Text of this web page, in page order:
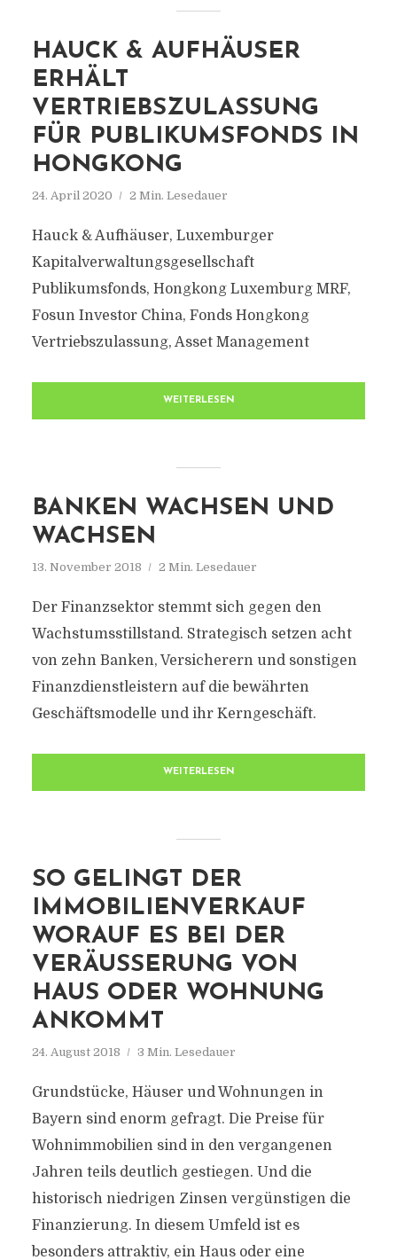
HAUCK & AUFHÄUSER
ERHÄLT
VERTRIEBSZULASSUNG
FÜR PUBLIKUMSFONDS IN
HONGKONG
24. April 2020 2 Min. Lesedauer
Hauck & Aufhäuser, Luxemburger
Kapitalverwaltungsgesellschaft
Publikumsfonds, Hongkong Luxemburg MRF,
Fosun Investor China, Fonds Hongkong
Vertriebszulassung, Asset Management
WEITERLESEN
BANKEN WACHSEN UND
WACHSEN
13. November 2018 2 Min. Lesedauer
Der Finanzsektor stemmt sich gegen den
Wachstumsstillstand. Strategisch setzen acht
von zehn Banken, Versicherern und sonstigen
Finanzdienstleistern auf die bewährten
Geschäftsmodelle und ihr Kerngeschäft.
WEITERLESEN
SO GELINGT DER
IMMOBILIENVERKAUF
WORAUF ES BEI DER
VERÄUSSERUNG VON H
AUS ODER WOHNUNG A
NKOMMT
24. August 2018 3 Min. Lesedauer
Grundstücke, Häuser und Wohnungen in
Bayern sind enorm gefragt. Die Preise für
Wohnimmobilien sind in den vergangenen
Jahren teils deutlich gestiegen. Und die
historisch niedrigen Zinsen vergünstigen die
Finanzierung. In diesem Umfeld ist es
besonders attraktiv, ein Haus oder eine